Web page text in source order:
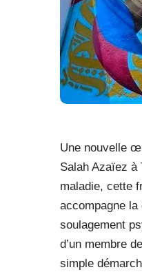
Une nouvelle
Salah Azaïez à
maladie, cette
accompagne
soulagement
d’un membre
simple